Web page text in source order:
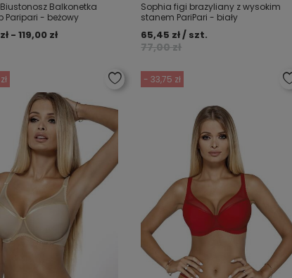
Balkonetka
Paripari - beżowy
- 119,00 zł
Sophia figi brazyliany z wysokim
stanem PariPari - biały
77,00 zł
65,45 zł / szt.
- 33,75 zł